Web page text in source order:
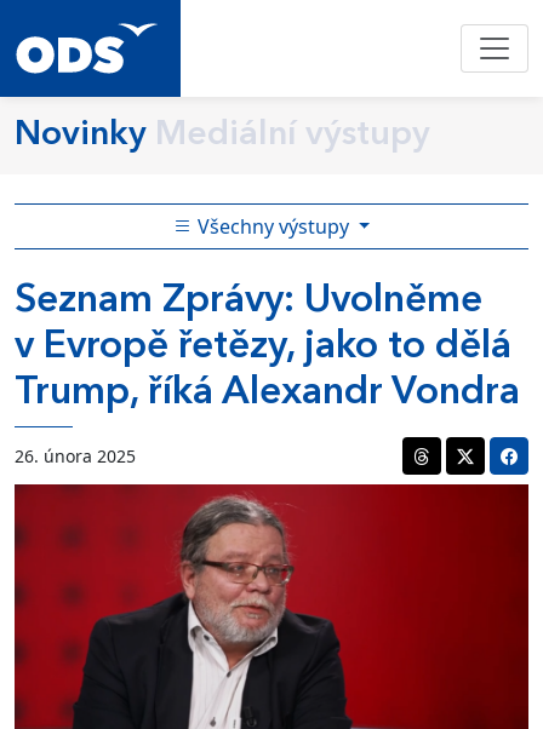
Novinky Mediální výstupy
Všechny výstupy
Seznam Zprávy: Uvolněme
v Evropě řetězy, jako to dělá
Trump, říká Alexandr Vondra
26. února 2025